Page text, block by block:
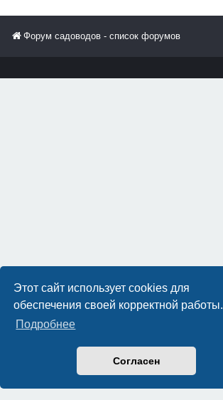
Этот сайт использует cookies для
обеспечения своей корректной работы.
Подробнее
Согласен
Форум садоводов - список форумов